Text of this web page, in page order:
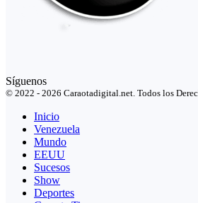
Síguenos
© 2022 - 2026 Caraotadigital.net. Todos los
Inicio
Venezuela
Mundo
EEUU
Sucesos
Show
Deportes